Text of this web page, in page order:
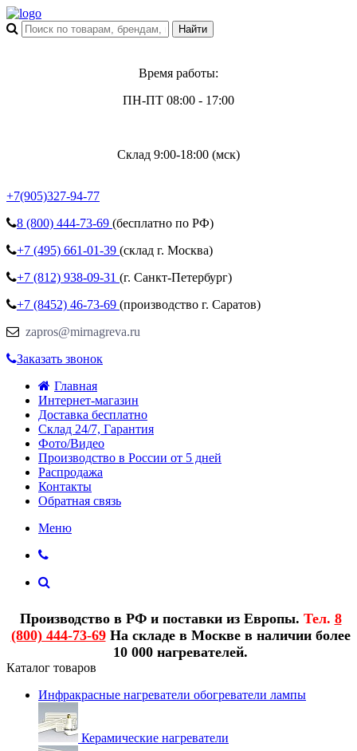
Время работы:
ПН-ПТ 08:00 - 17:00
Склад 9:00-18:00 (мск)
+7(905)327-94-77
8 (800) 444-73-69 (бесплатно по РФ)
+7 (495) 661-01-39 (склад г. Москва)
+7 (812) 938-09-31 (г. Санкт-Петербург)
+7 (8452) 46-73-69 (производство г. Саратов)
zapros@mirnagreva.ru
Заказать звонок
Главная
Интернет-магазин
Доставка бесплатно
Склад 24/7, Гарантия
Фото/Видео
Производство в России от 5 дней
Распродажа
Контакты
Обратная связь
Меню
Производство в РФ и поставки из Европы. Тел. 8
(800) 444-73-69На складе в Москве в наличии более
10 000 нагревателей.
Каталог товаров
Инфракрасные нагреватели обогреватели лампы
Керамические нагреватели